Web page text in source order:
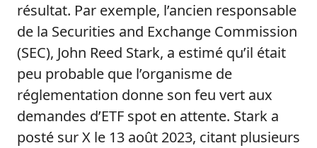
résultat. Par exemple, l’ancien responsable
de la Securities and Exchange Commission
(SEC), John Reed Stark, a estimé qu’il était
peu probable que l’organisme de
réglementation donne son feu vert aux
demandes d’ETF spot en attente. Stark a
posté sur X le 13 août 2023, citant plusieurs